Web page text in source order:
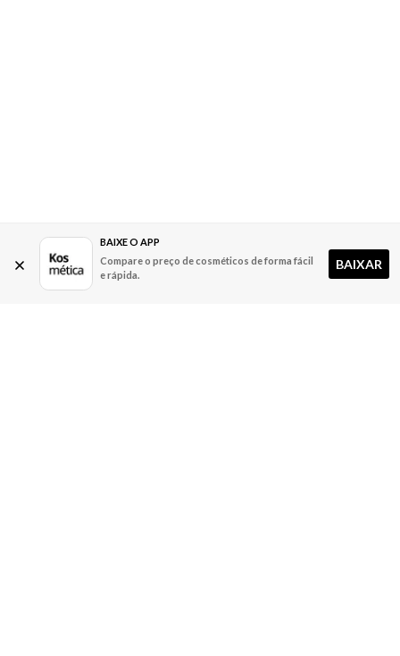
BAIXE O APP
Compare o preço de cosméticos de forma fácil
e rápida.
BAIXAR